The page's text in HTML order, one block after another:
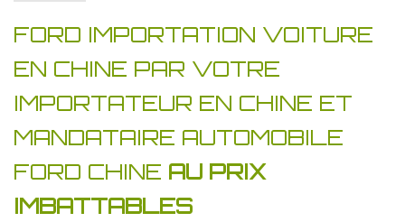
FORD IMPORTATION VOITURE
EN CHINE PAR VOTRE
IMPORTATEUR EN CHINE ET
MANDATAIRE AUTOMOBILE
FORD CHINE AU PRIX
IMBATTABLES